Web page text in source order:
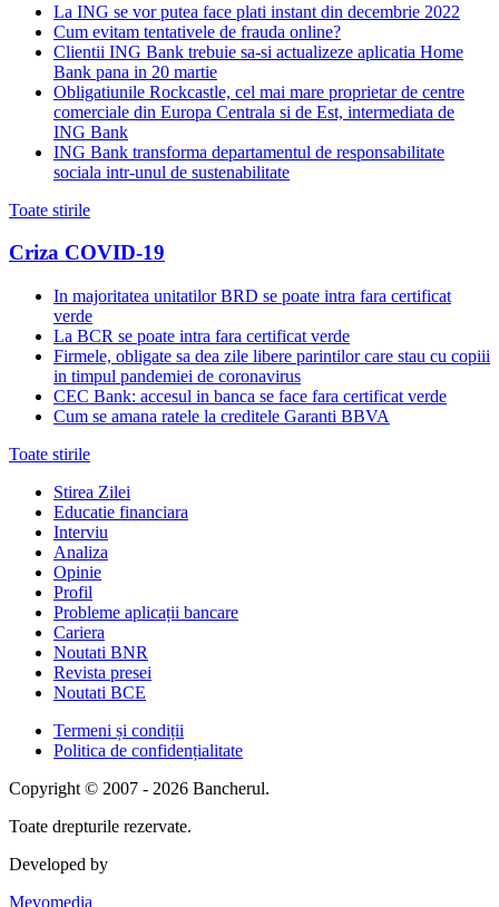
La ING se vor putea face plati instant din decembrie 2022
Cum evitam tentativele de frauda online?
Clientii ING Bank trebuie sa-si actualizeze aplicatia Home
Bank pana in 20 martie
Obligatiunile Rockcastle, cel mai mare proprietar de centre
comerciale din Europa Centrala si de Est, intermediata de
ING Bank
ING Bank transforma departamentul de responsabilitate
sociala intr-unul de sustenabilitate
Toate stirile
Criza COVID-19
In majoritatea unitatilor BRD se poate intra fara certificat
verde
La BCR se poate intra fara certificat verde
Firmele, obligate sa dea zile libere parintilor care stau cu copiii
in timpul pandemiei de coronavirus
CEC Bank: accesul in banca se face fara certificat verde
Cum se amana ratele la creditele Garanti BBVA
Toate stirile
Stirea Zilei
Educatie financiara
Interviu
Analiza
Opinie
Profil
Probleme aplicații bancare
Cariera
Noutati BNR
Revista presei
Noutati BCE
Termeni și condiții
Politica de confidențialitate
Copyright © 2007 - 2026 Bancherul.
Toate drepturile rezervate.
Developed by
Mevomedia